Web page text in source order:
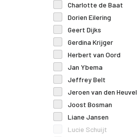
Charlotte de Baat
Dorien Eilering
Geert Dijks
Gerdina Krijger
Herbert van Oord
Jan Ybema
Jeffrey Belt
Jeroen van den Heuvel
Joost Bosman
Liane Jansen
Lucie Schuijt